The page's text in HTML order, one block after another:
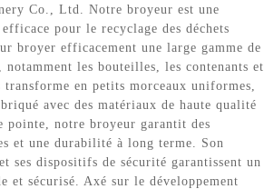
Co., Ltd. Notre broyeur est une
pour le recyclage des déchets
broyer efficacement une large gamme de
notamment les bouteilles, les contenants et
en petits morceaux uniformes,
avec des matériaux de haute qualité
pointe, notre broyeur garantit des
et une durabilité à long terme. Son
ses dispositifs de sécurité garantissent un
et sécurisé. Axé sur le développement